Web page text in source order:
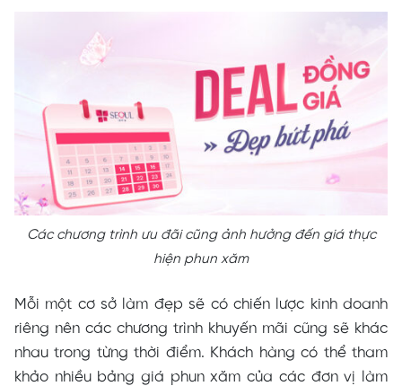
Các chương trình ưu đãi cũng ảnh hưởng đến giá thực
hiện phun xăm
Mỗi một cơ sở làm đẹp sẽ có chiến lược kinh doanh
riêng nên các chương trình khuyến mãi cũng sẽ khác
nhau trong từng thời điểm. Khách hàng có thể tham
khảo nhiều bảng giá phun xăm của các đơn vị làm